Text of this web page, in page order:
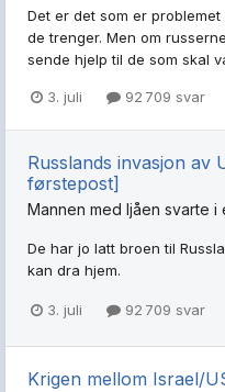
Det er det som er
de trenger. Men om
sende hjelp til de som skal
3. juli 92 709 svar
Russlands invasjon av
førstepost]
Mannen med ljåen svarte i
De har jo latt broen til
kan dra hjem.
3. juli 92 709 svar
Krigen mellom Israel/